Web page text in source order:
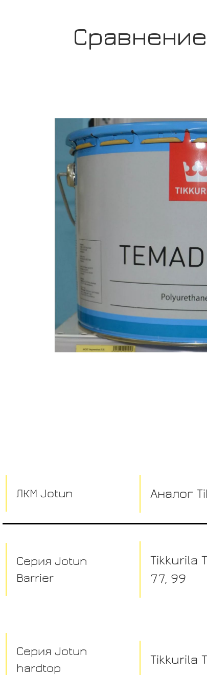
ЛКМ Jotun Аналог
Серия Jotun
Barrier
Tikkurila
77, 99
Серия Jotun
hardtop
Tikkurila